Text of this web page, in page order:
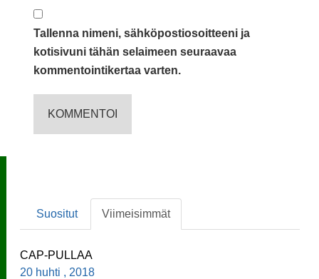
Tallenna nimeni, sähköpostiosoitteeni ja
kotisivuni tähän selaimeen seuraavaa
kommentointikertaa varten.
Suositut Viimeisimmät
CAP-PULLAA
20 huhti , 2018